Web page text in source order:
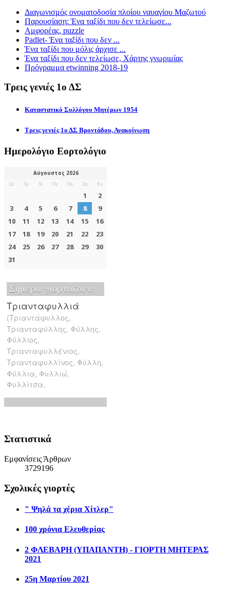
Διαγωνισμός ονοματοδοσία πλοίου ναυαγίου Μαζωτού
Παρουσίαση: Ένα ταξίδι που δεν τελείωσε...
Αμφορέας, puzzle
Padlet- Ένα ταξίδι που δεν ...
Ένα ταξίδι που μόλις άρχισε ...
Ένα ταξίδι που δεν τελείωσε, Χάρτης γνωριμίας
Πρόγραμμα etwinning 2018-19
Τρεις γενιές 1ο ΔΣ
Καταστατικό Συλλόγου Μητέρων 1954
Τρεις γενιές 1ο ΔΣ Βροντάδου, Ανακοίνωση
Ημερολόγιο Εορτολόγιο
Στατιστικά
Εμφανίσεις Άρθρων
3729196
Σχολικές γιορτές
" Ψηλά τα χέρια Χίτλερ"
100 χρόνια Ελευθερίας
2 ΦΛΕΒΑΡΗ (ΥΠΑΠΑΝΤΗ) - ΓΙΟΡΤΗ ΜΗΤΕΡΑΣ
2021
25η Μαρτίου 2021